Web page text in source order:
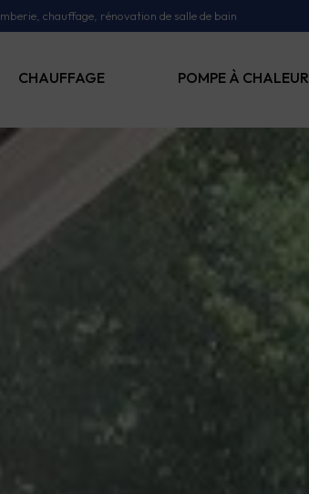
chauffage, rénovation de salle de bain
CHAUFFAGE POMPE À CHALEUR